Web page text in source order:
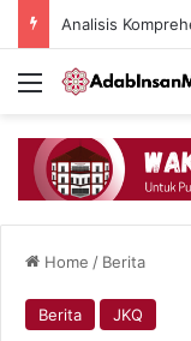
Menu
Home / Berita
Berita JKQ